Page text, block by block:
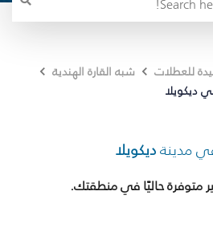
للعطلات
شبه القارة الهندية
ديكويلا
مدينةديكويلا
متوفرة حاليًا في منطقتك.